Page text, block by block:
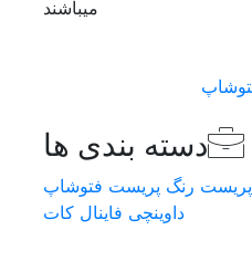
یودیمی
پینتر
میباشند
دسته بندی ها
پریست رنگ پریست فتوشاپ
داوینچی فاینال کات